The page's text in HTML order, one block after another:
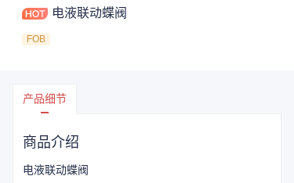
电液联动蝶阀
FOB
产品细节
商品介绍
电液联动蝶阀